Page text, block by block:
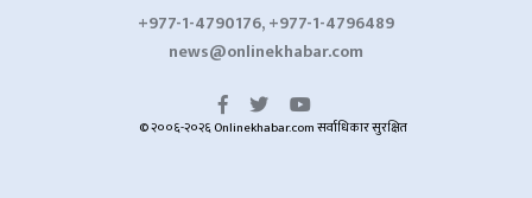
+977-1-4790176, +977-1-4796489
news@onlinekhabar.com
© २००६-२०२६ Onlinekhabar.com सर्वाधिकार सुरक्षित